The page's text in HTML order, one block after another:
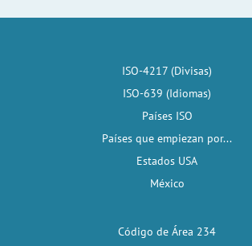
ISO-4217 (Divisas)
ISO-639 (Idiomas)
Países ISO
Países que empiezan por...
Estados USA
México
Código de Área 234